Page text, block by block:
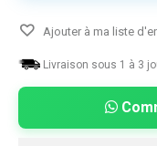
Ajouter à ma liste
Livraison sous 1 à 3